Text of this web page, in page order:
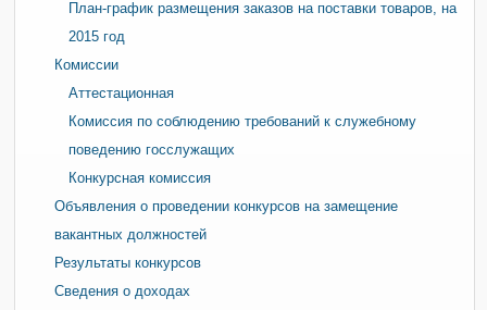
План-график размещения заказов на поставки товаров, на
2015 год
Комиссии
Аттестационная
Комиссия по соблюдению требований к служебному
поведению госслужащих
Конкурсная комиссия
Объявления о проведении конкурсов на замещение
вакантных должностей
Результаты конкурсов
Сведения о доходах